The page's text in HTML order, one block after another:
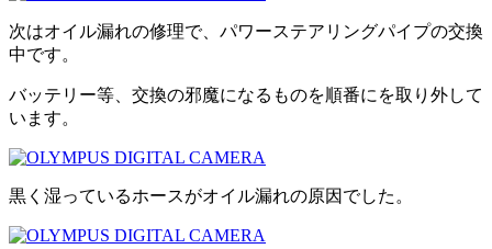
次はオイル漏れの修理で、パワーステアリングパイプの交換
中です。
バッテリー等、交換の邪魔になるものを順番にを取り外して
います。
黒く湿っているホースがオイル漏れの原因でした。